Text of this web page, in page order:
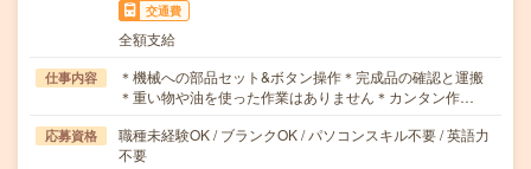
交通費
全額支給
仕事内容
＊機械への部品セット&ボタン操作＊完成品の確認と運搬
＊重い物や油を使った作業はありません＊カンタン作…
応募資格
職種未経験OK / ブランクOK / パソコンスキル不要 / 英語力
不要